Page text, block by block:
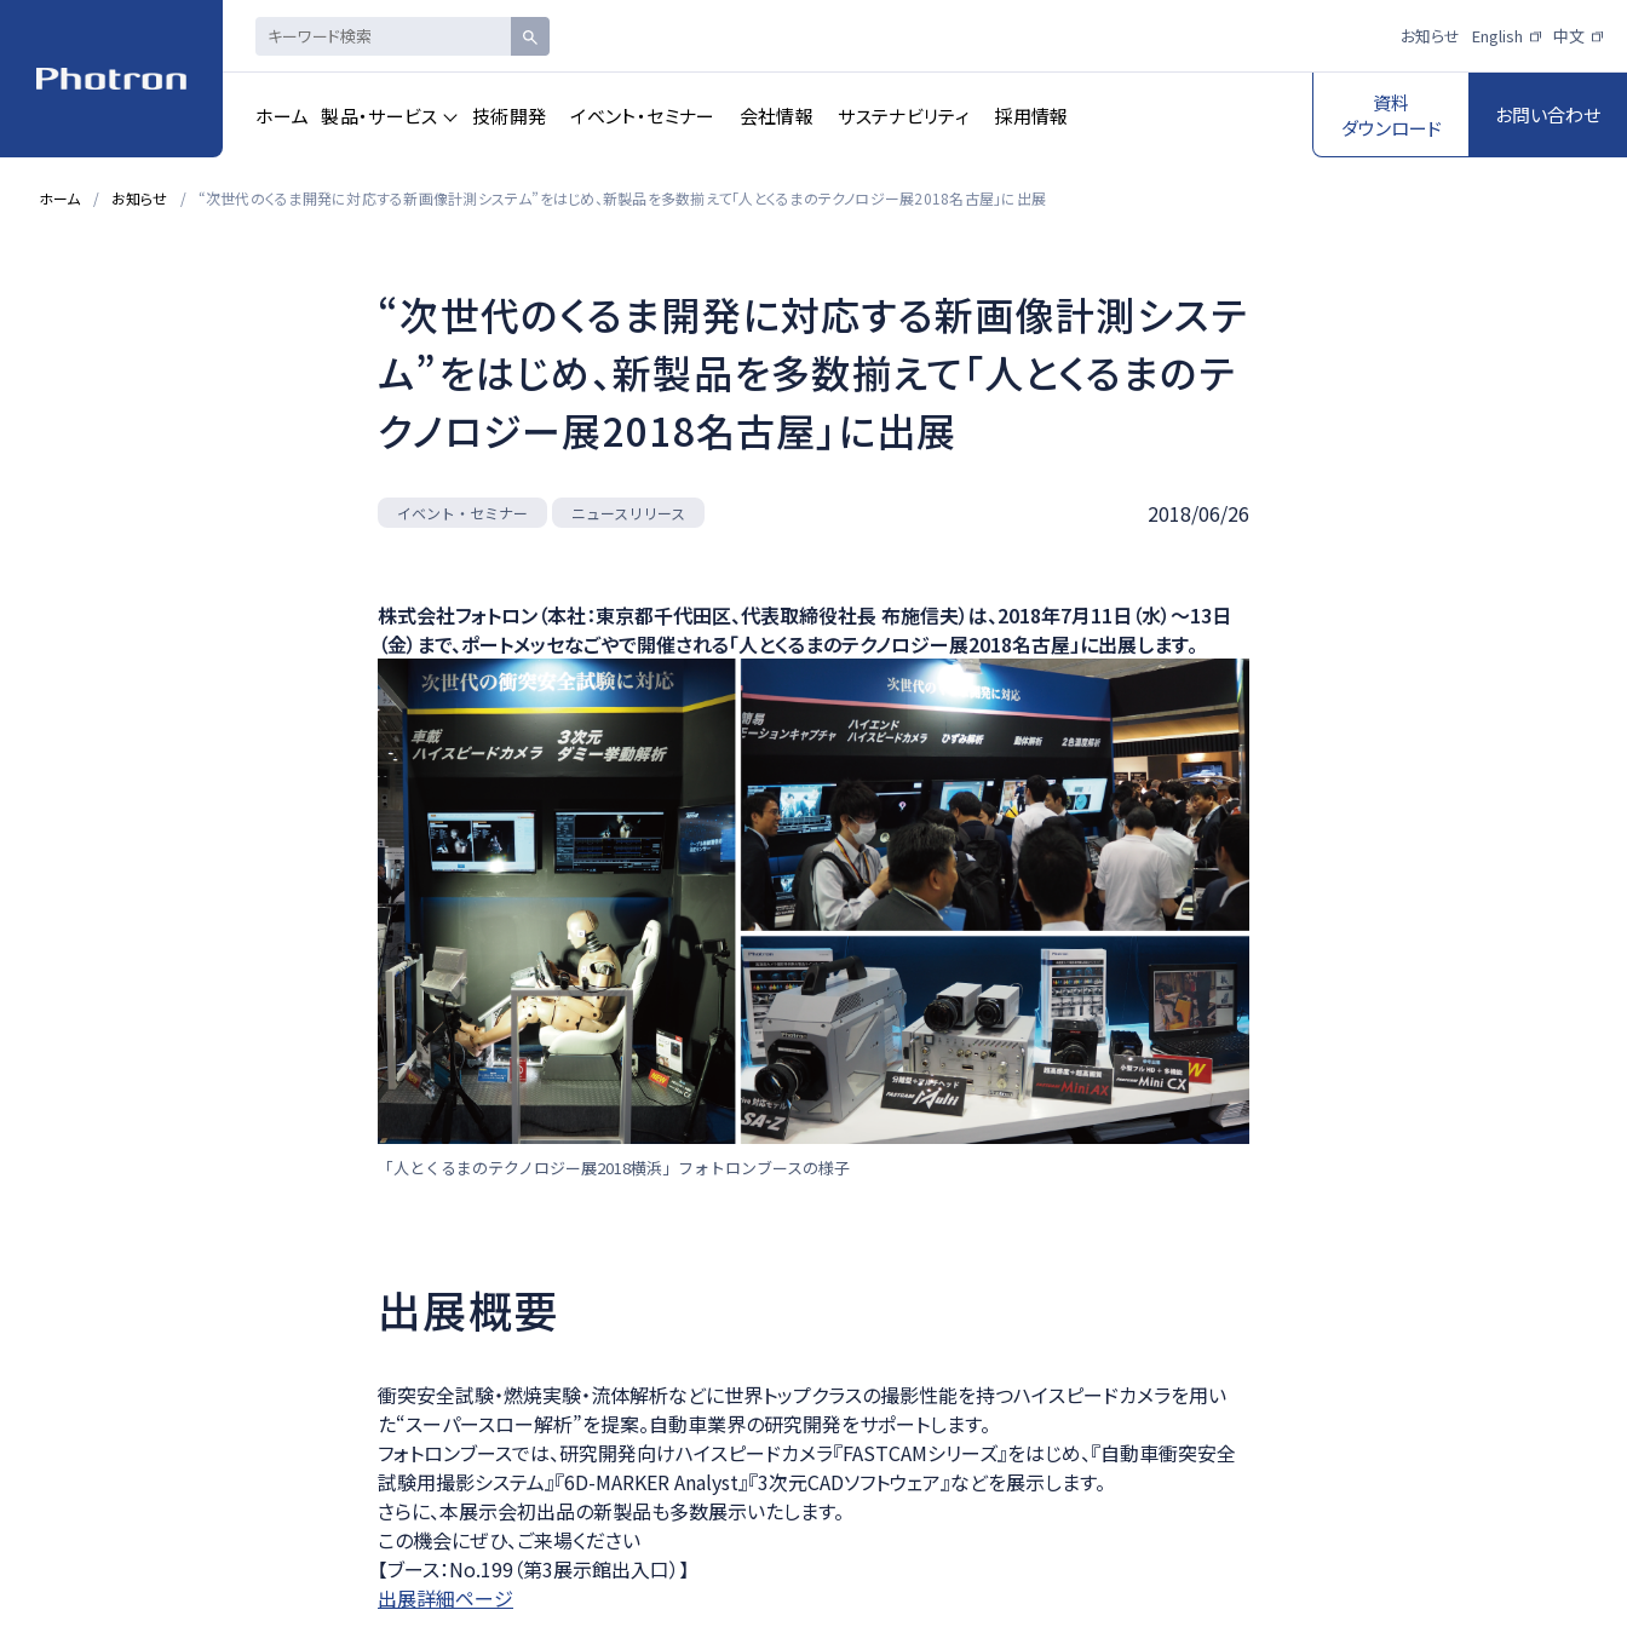
ホーム 製品・サービス 技術開発 イベント・セミナー 会社情報 サステナビリティ 採用情報
資料
ダウンロード
お問い合わせ
お知らせ English 中文
CAD製品
一覧を見る
映像伝送サービス
一覧を見る
講義収録・ 講義動
画配信システム
一覧を見る
スポーツ映像伝
送・制作プロダク
ションサービス
ホーム お知らせ “次世代のくるま開発に対応する新画像計測システム”をはじめ、新製品を多数揃えて「人とくるまのテクノロジー展2018名古屋」に出展
“次世代のくるま開発に対応する新画像計測システ
ム”をはじめ、新製品を多数揃えて「人とくるまのテ
クノロジー展2018名古屋」に出展
イベント・セミナー ニュースリリース 2018/06/26
株式会社フォトロン（本社：東京都千代田区、代表取締役社長 布施信夫）は、2018年7月11日（水）～13日
（金）まで、ポートメッセなごやで開催される「人とくるまのテクノロジー展2018名古屋」に出展します。
「人とくるまのテクノロジー展2018横浜」フォトロンブースの様子
出展概要
衝突安全試験・燃焼実験・流体解析などに世界トップクラスの撮影性能を持つハイスピードカメラを用い
た“スーパースロー解析”を提案。自動車業界の研究開発をサポートします。
フォトロンブースでは、研究開発向けハイスピードカメラ『FASTCAMシリーズ』をはじめ、『自動車衝突安全
試験用撮影システム』『6D-MARKER Analyst』『3次元CADソフトウェア』などを展示します。
さらに、本展示会初出品の新製品も多数展示いたします。
この機会にぜひ、ご来場ください
【ブース：No.199（第3展示館出入口）】
出展詳細ページ